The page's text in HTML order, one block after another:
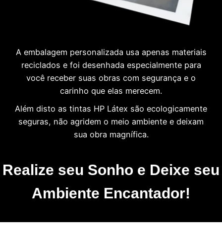
A embalagem personalizada usa apenas materiais
reciclados e foi desenhada especialmente para
você receber suas obras com segurança e o
carinho que elas merecem.
Além disto as tintas HP Látex são ecologicamente
seguras, não agridem o meio ambiente e deixam
sua obra magnífica.
Realize seu Sonho e Deixe seu
Ambiente Encantador!